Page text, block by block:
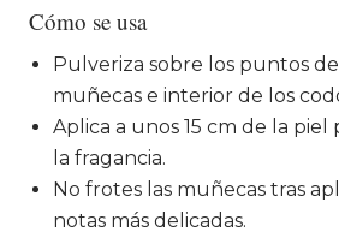
Cómo se usa
Pulveriza sobre los puntos
muñecas e interior de los
Aplica a unos 15 cm de la
la fragancia.
No frotes las muñecas tras
notas más delicadas.